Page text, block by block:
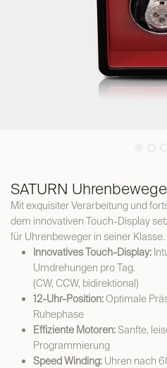
SATURN
Mit exquisiter Verarbeitung und
dem innovativen Touch-Display
für Uhrenbeweger in seiner Klasse.
Innovatives Touch-Display:
Umdrehungen pro Tag.
(CW, CCW, bidirektional)
12-Uhr-Position:Optimale
Ruhephase
Effiziente Motoren:Sanfte,
Programmierung
Speed Winding: Uhren nach